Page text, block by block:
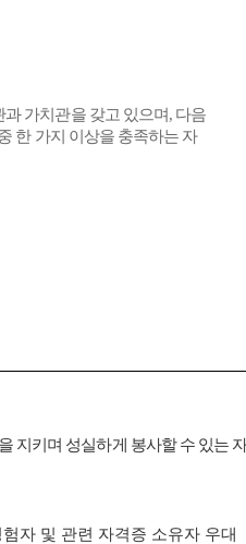
과 가치관을 갖고 있으며, 다음
한 가지 이상을 충족하는 자
지키며 성실하게 봉사할 수 있는
자 및 관련 자격증 소유자 우대